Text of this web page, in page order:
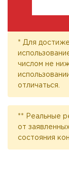
* Для
числом не
отличаться.
** Реальные
от
состояния